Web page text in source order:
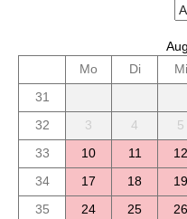
Mo
Di Mi
31
32
3 4 5
33
10 11 12
34
17 18 19
35
24 25 26